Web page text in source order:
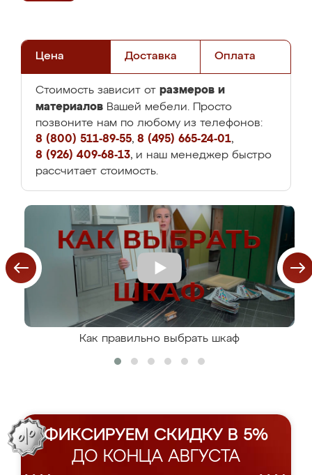
Цена Доставка Оплата
Стоимость зависит от размеров и
материалов Вашей мебели. Просто
позвоните нам по любому из телефонов:
8 (800) 511-89-55, 8 (495) 665-24-01,
8 (926) 409-68-13, и наш менеджер быстро
рассчитает стоимость.
Как правильно выбрать шкаф
ФИКСИРУЕМ СКИДКУ В 5%
ДО КОНЦА АВГУСТА